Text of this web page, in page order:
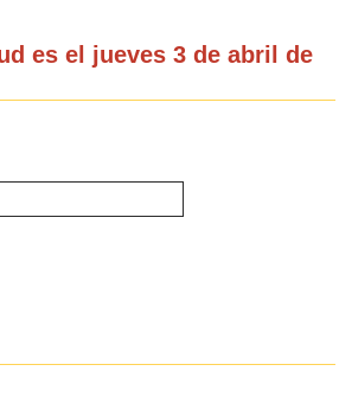
es el jueves 3 de abril de